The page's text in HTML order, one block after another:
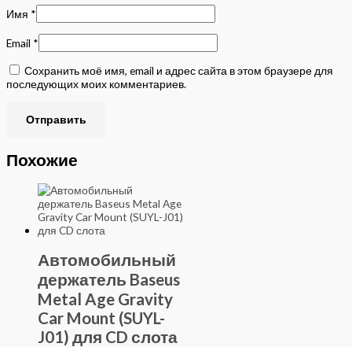
Имя *
Email *
Сохранить моё имя, email и адрес сайта в этом браузере для
последующих моих комментариев.
Похожие
Автомобильный
держатель Baseus
Metal Age Gravity
Car Mount (SUYL-
J01) для CD слота